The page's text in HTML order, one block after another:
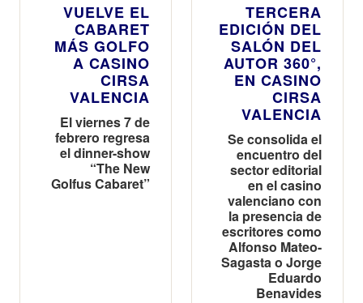
VUELVE EL
CABARET
MÁS GOLFO
A CASINO
CIRSA
VALENCIA
El viernes 7 de
febrero regresa
el dinner-show
“The New
Golfus Cabaret”
TERCERA
EDICIÓN DEL
SALÓN DEL
AUTOR 360°,
EN CASINO
CIRSA
VALENCIA
Se consolida el
encuentro del
sector editorial
en el casino
valenciano con
la presencia de
escritores como
Alfonso Mateo-
Sagasta o Jorge
Eduardo
Benavides